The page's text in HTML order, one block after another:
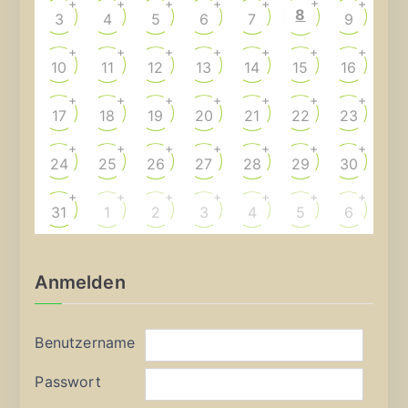
3
+
4
+
5
+
6
+
7
+
8 9
+
10
+
11
+
12
+
13
+
14
+
15
+
16
+
17
+
18
+
19
+
20
+
21
+
22
+
23
+
24
+
25
+
26
+
27
+
28
+
29
+
30
+
31
+
1
+
2
+
3
+
4
+
5
+
6
+
Anmelden
Benutzername
Passwort